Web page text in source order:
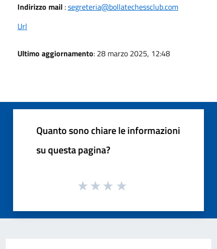
Indirizzo mail :segreteria@bollatechessclub.com
Url
Ultimo aggiornamento: 28 marzo 2025, 12:48
Quanto sono chiare le informazioni
su questa pagina?